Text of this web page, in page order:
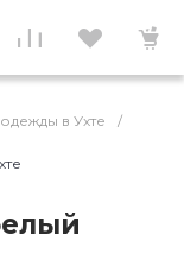
в Ухте
/